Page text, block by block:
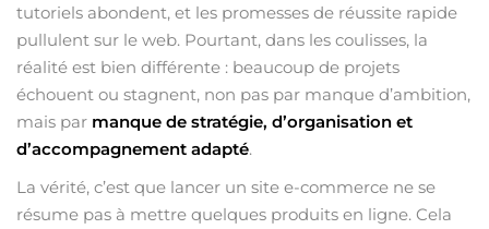
tutoriels abondent, et les promesses de réussite rapide
pullulent sur le web. Pourtant, dans les coulisses, la
réalité est bien différente : beaucoup de projets
échouent ou stagnent, non pas par manque d’ambition,
mais par manque de stratégie, d’organisation et
d’accompagnement adapté.
La vérité, c’est que lancer un site e-commerce ne se
résume pas à mettre quelques produits en ligne. Cela